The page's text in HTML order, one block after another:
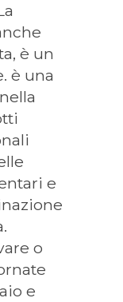
è un
è una
e
o
e